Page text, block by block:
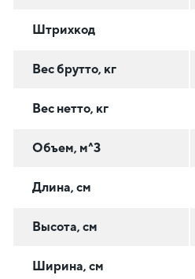
Штрихкод
Вес брутто, кг
Вес нетто, кг
Объем, м^3
Длина, см
Высота, см
Ширина, см